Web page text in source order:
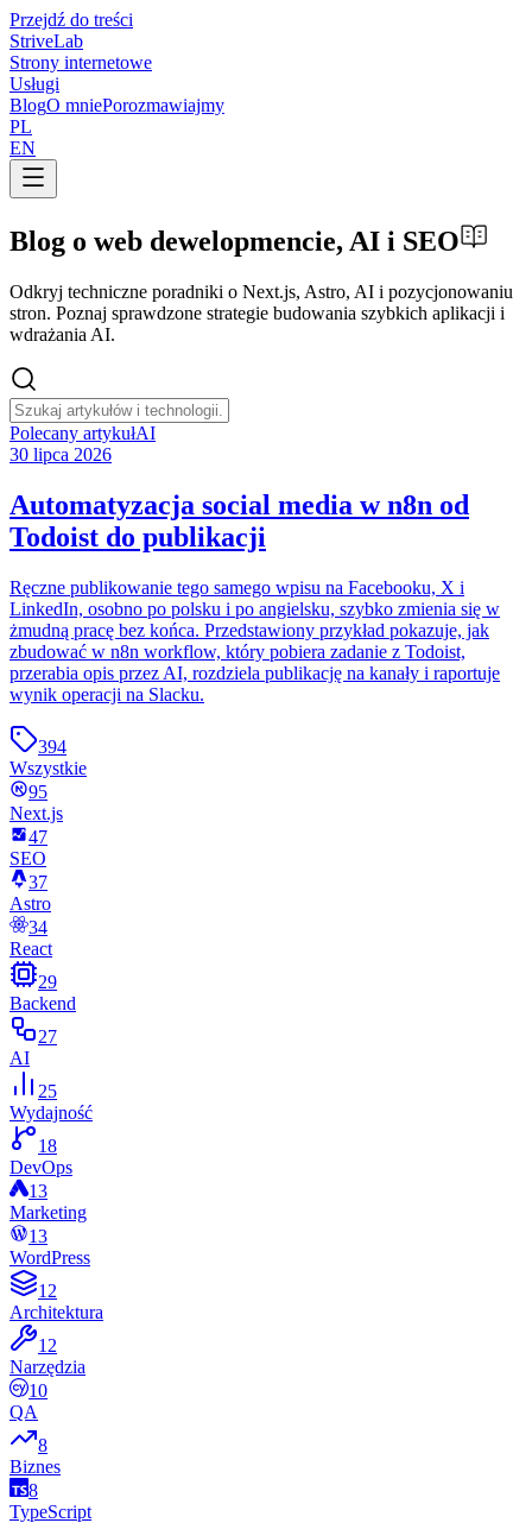
Przejdź do treści
StriveLab
Strony internetowe
Usługi
BlogO mniePorozmawiajmy
PL
EN
Blog o web dewelopmencie, AI i SEO
Odkryj techniczne poradniki o Next.js, Astro, AI i pozycjonowaniu
stron. Poznaj sprawdzone strategie budowania szybkich aplikacji i
wdrażania AI.
Polecany artykułAI
30 lipca 2026
Automatyzacja social media w n8n od
Todoist do publikacji
Ręczne publikowanie tego samego wpisu na Facebooku, X i
LinkedIn, osobno po polsku i po angielsku, szybko zmienia się w
żmudną pracę bez końca. Przedstawiony przykład pokazuje, jak
zbudować w n8n workflow, który pobiera zadanie z Todoist,
przerabia opis przez AI, rozdziela publikację na kanały i raportuje
wynik operacji na Slacku.
394
Wszystkie
95
Next.js
47
SEO
37
Astro
34
React
29
Backend
27
AI
25
Wydajność
18
DevOps
13
Marketing
13
WordPress
12
Architektura
12
Narzędzia
10
QA
8
Biznes
8
TypeScript